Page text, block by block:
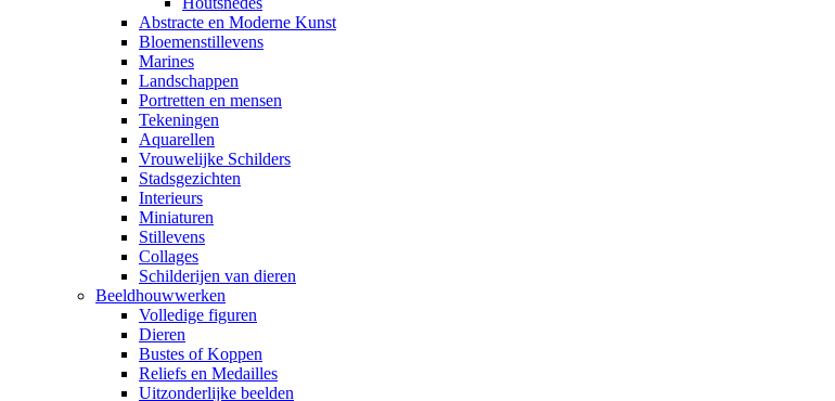
Abstracte en Moderne Kunst
Bloemenstillevens
Marines
Landschappen
Portretten en mensen
Tekeningen
Aquarellen
Vrouwelijke Schilders
Stadsgezichten
Interieurs
Miniaturen
Stillevens
Collages
Schilderijen van dieren
Beeldhouwwerken
Volledige figuren
Dieren
Bustes of Koppen
Reliefs en Medailles
Uitzonderlijke beelden